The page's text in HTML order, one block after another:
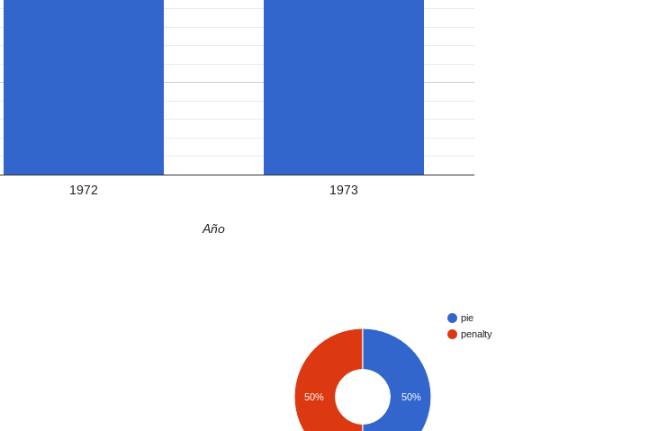
1972 1973
Año
pie
penalty
50% 50%